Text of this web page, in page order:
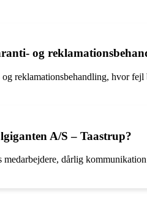
og
reklamationsbehandling, hvor
A/S – Taastrup?
dårlig